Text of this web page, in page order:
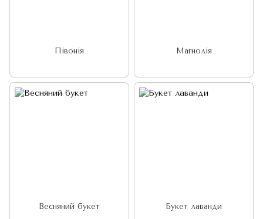
Півонія Магнолія
Весняний букет Букет лаванди